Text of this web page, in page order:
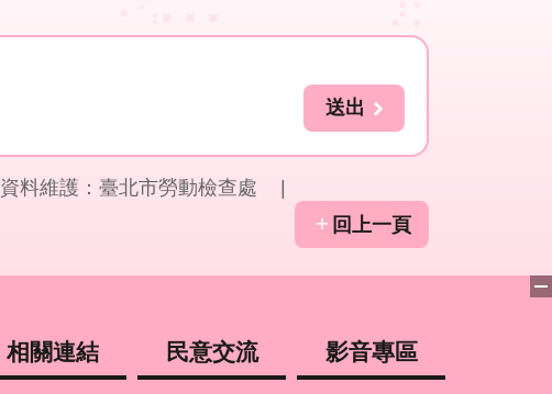
資料維護：臺北市勞動檢查處
回上一頁
相關連結 民意交流 影音專區